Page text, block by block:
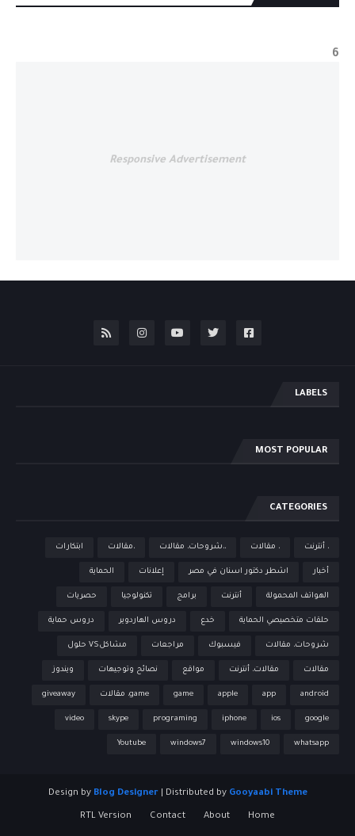
6
Responsive Advertisement
LABELS
MOST POPULAR
CATEGORIES
، أنترنت ، مقالات ،،شروحات، مقالات ،مقالات ابتكارات
أخبار اشطر دكتور اسنان في مصر إعلانات الحماية
الهواتف المحمولة أنترنت برامج تكنولوجيا حصريات
حلقات متخصيصي الحماية خدع دروس الهاردوير دروس حماية
شروحات، مقالات فيسبوك مراجعات مشاكلVS حلول
مقالات مقالات، أنترنت مواقع نصائح وتوجيهات ويندوز
android
app
apple
game game، مقالات giveaway
google
ios
iphone
programing
skype
video
whatsapp
windows10
windows7
Youtube
Design by Blog Designer| Distributed by Gooyaabi Theme
Home
About
Contact
RTL Version